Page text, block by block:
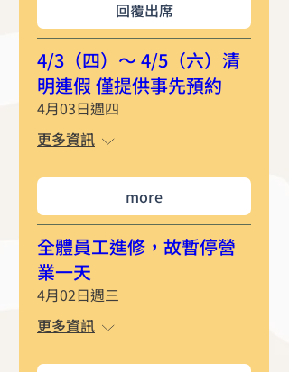
回覆出席
4/3（四）～ 4/5（六）清
明連假 僅提供事先預約
4月03日週四
更多資訊
more
全體員工進修，故暫停營
業一天
4月02日週三
更多資訊